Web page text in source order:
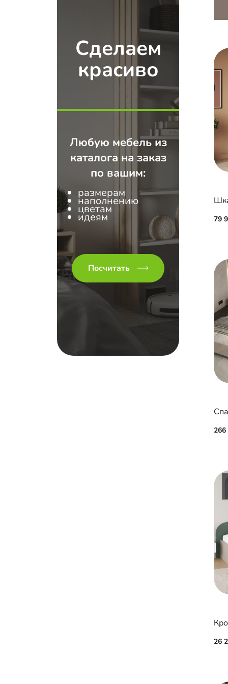
Сделаем
красиво
Любую мебель из
каталога на заказ
по вашим:
размерам
наполнению
цветам
идеям
Посчитать
79
266
26